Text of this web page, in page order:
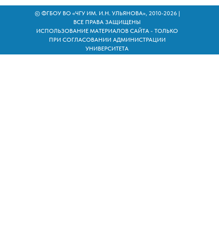
© ФГБОУ ВО «ЧГУ ИМ. И.Н. УЛЬЯНОВА», 2010-2026 |
ВСЕ ПРАВА ЗАЩИЩЕНЫ
ИСПОЛЬЗОВАНИЕ МАТЕРИАЛОВ САЙТА - ТОЛЬКО
ПРИ СОГЛАСОВАНИИ АДМИНИСТРАЦИИ
УНИВЕРСИТЕТА